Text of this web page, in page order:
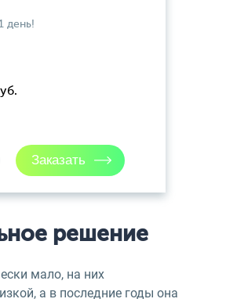
день!
решение
мало, на них
а в последние годы она